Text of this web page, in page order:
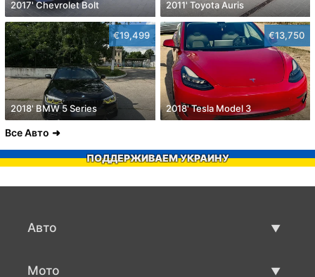
2017' Chevrolet Bolt 2011' Toyota Auris
€19,499
2018' BMW 5 Series
€13,750
2018' Tesla Model 3
Все Авто
ПОДДЕРЖИВАЕМ УКРАИНУ
Авто
Мото